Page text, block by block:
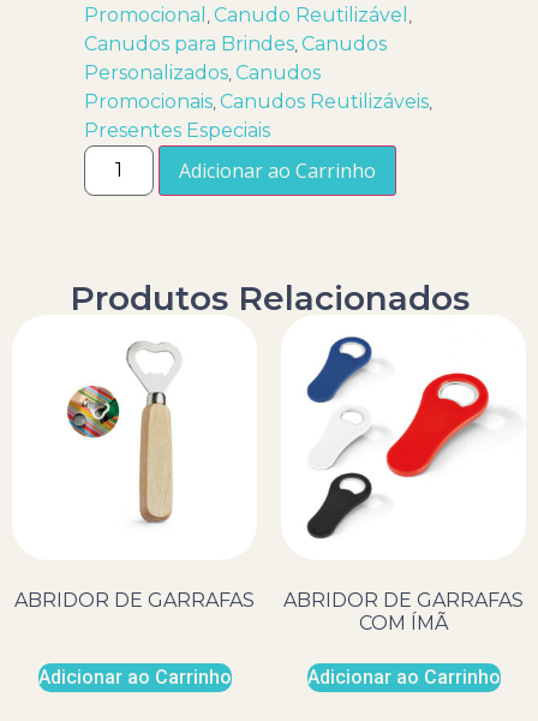
Promocional
,Canudo Reutilizável
Canudos para Brindes ,Canudos
Personalizados ,Canudos
Promocionais ,Canudos Reutilizáveis
Presentes Especiais
Adicionar ao Carrinho
Produtos Relacionados
ABRIDOR DE GARRAFAS
Adicionar ao Carrinho
ABRIDOR DE GARRAFAS
COM ÍMÃ
Adicionar ao Carrinho